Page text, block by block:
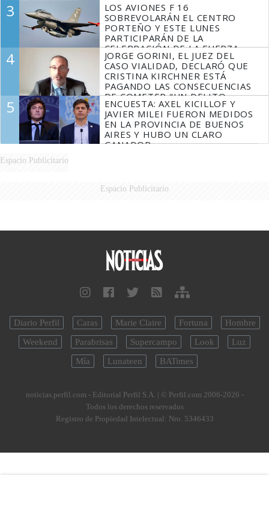
3
LOS AVIONES F 16
SOBREVOLARÁN EL CENTRO
PORTEÑO Y ESTE LUNES
PARTICIPARÁN DE LA
CELEBRACIÓN DE LA FUERZA
AÉREA
4
JORGE GORINI, EL JUEZ DEL
CASO VIALIDAD, DECLARÓ QUE
CRISTINA KIRCHNER ESTÁ
PAGANDO LAS CONSECUENCIAS
DE COMETER "UN DELITO
COMPROBADO"
5
ENCUESTA: AXEL KICILLOF Y
JAVIER MILEI FUERON MEDIDOS
EN LA PROVINCIA DE BUENOS
AIRES Y HUBO UN CLARO
GANADOR
Espacio Publicitario
Espacio Publicitario
Diario Perfil Caras Marie Claire Fortuna
Hombre
Weekend
Parabrisas Supercampo Look
Luz
Mía
Lunateen BATimes
noticias.perfil.com - Editorial Perfil S.A. | © Perfil.com 2006-2026 -
Todos los derechos reservados
Registro de Propiedad Intelectual: Nro. 5346433